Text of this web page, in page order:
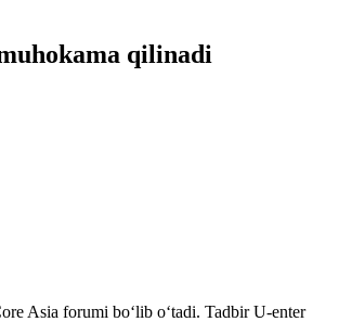
qilinadi
Asia forumi bo‘lib o‘tadi. Tadbir U-enter